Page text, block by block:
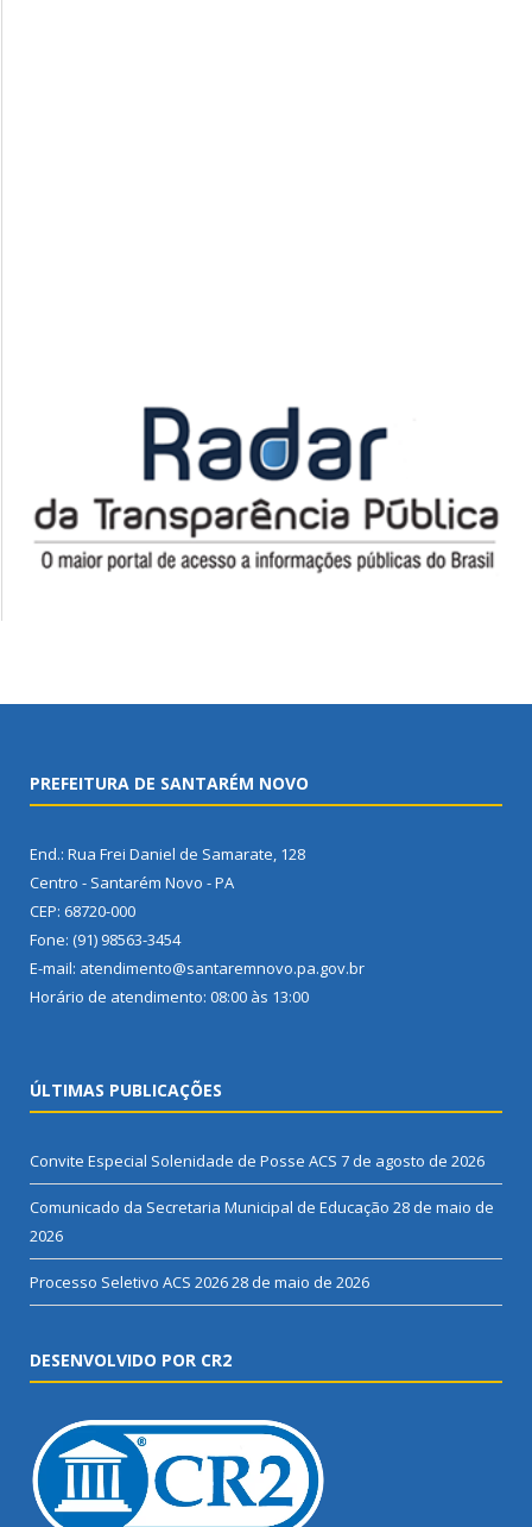
PREFEITURA DE SANTARÉM NOVO
End.: Rua Frei Daniel de Samarate, 128
Centro - Santarém Novo - PA
CEP: 68720-000
Fone: (91) 98563-3454
E-mail: atendimento@santaremnovo.pa.gov.br
Horário de atendimento: 08:00 às 13:00
ÚLTIMAS PUBLICAÇÕES
Convite Especial Solenidade de Posse ACS 7 de agosto de 2026
Comunicado da Secretaria Municipal de Educação 28 de maio de
2026
Processo Seletivo ACS 202628 de maio de 2026
DESENVOLVIDO POR CR2